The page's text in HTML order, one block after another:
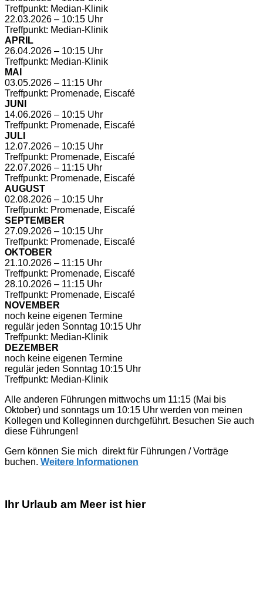
Treffpunkt: Median-Klinik
22.03.2026 – 10:15 Uhr
Treffpunkt: Median-Klinik
APRIL
26.04.2026 – 10:15 Uhr
Treffpunkt: Median-Klinik
MAI
03.05.2026 – 11:15 Uhr
Treffpunkt: Promenade, Eiscafé
JUNI
14.06.2026 – 10:15 Uhr
Treffpunkt: Promenade, Eiscafé
JULI
12.07.2026 – 10:15 Uhr
Treffpunkt: Promenade, Eiscafé
22.07.2026 – 11:15 Uhr
Treffpunkt: Promenade, Eiscafé
AUGUST
02.08.2026 – 10:15 Uhr
Treffpunkt: Promenade, Eiscafé
SEPTEMBER
27.09.2026 – 10:15 Uhr
Treffpunkt: Promenade, Eiscafé
OKTOBER
21.10.2026 – 11:15 Uhr
Treffpunkt: Promenade, Eiscafé
28.10.2026 – 11:15 Uhr
Treffpunkt: Promenade, Eiscafé
NOVEMBER
noch keine eigenen Termine
regulär jeden Sonntag 10:15 Uhr
Treffpunkt: Median-Klinik
DEZEMBER
noch keine eigenen Termine
regulär jeden Sonntag 10:15 Uhr
Treffpunkt: Median-Klinik
Alle anderen Führungen mittwochs um 11:15 (Mai bis
Oktober) und sonntags um 10:15 Uhr werden von meinen
Kollegen und Kolleginnen durchgeführt. Besuchen Sie auch
diese Führungen!
Gern können Sie mich direkt für Führungen / Vorträge
buchen. Weitere Informationen
Ihr Urlaub am Meer ist hier